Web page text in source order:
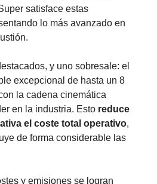
satisface estas
lo más avanzado en
y uno sobresale: el
excepcional de hasta un 8
la cadena cinemática
en la industria. Esto reduce
el coste total operativo,
de forma considerable las
y emisiones se logran